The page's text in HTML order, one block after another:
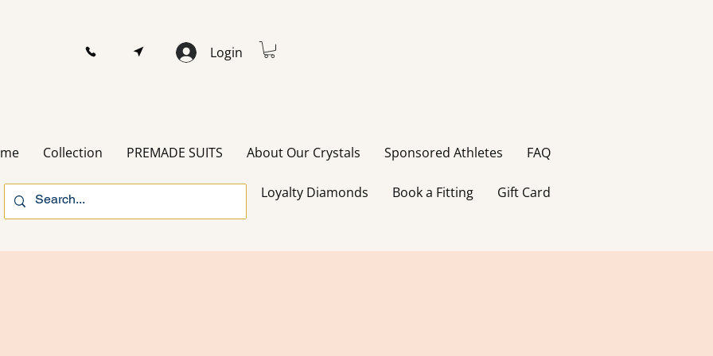
Login
Collection PREMADE SUITS About Our Crystals Sponsored Athletes FAQ
Loyalty Diamonds Book a Fitting Gift Card